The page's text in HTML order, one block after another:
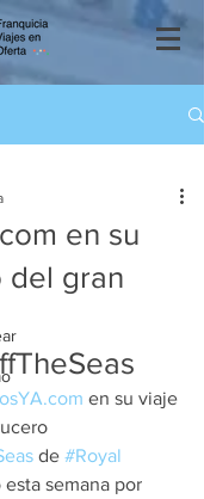
en su
del gran
en su viaje
de #Royal
semana por